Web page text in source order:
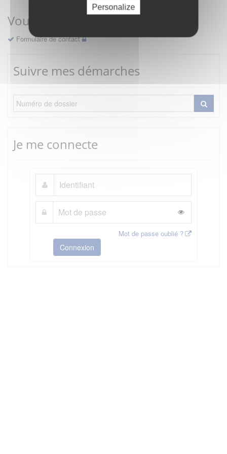
Personalize
Vous avez une question ?
Formulaire de contact
Suivre mes démarches
Je me connecte
Mot de passe oublié ?
Connexion